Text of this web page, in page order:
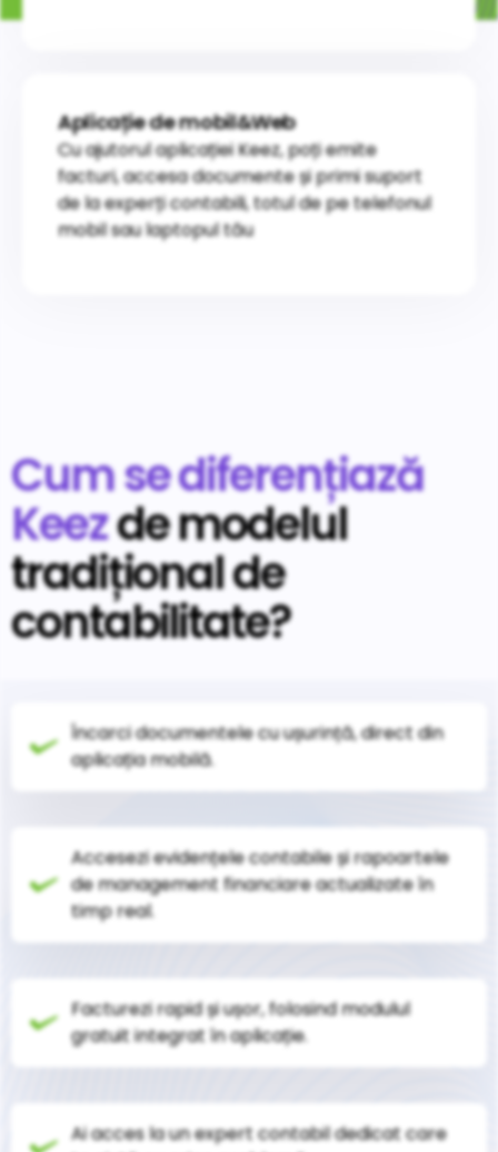
Aplicație de mobil&Web
Cu ajutorul aplicației Keez, poți emite
facturi, accesa documente și primi suport
de la experți contabili, totul de pe telefonul
mobil sau laptopul tău
Cum se diferențiază
Keezde modelul
tradițional de
contabilitate?
Încarci documentele cu ușurință, direct din
aplicația mobilă.
Accesezi evidențele contabile și rapoartele
de management financiare actualizate în
timp real.
Facturezi rapid și ușor, folosind modulul
gratuit integrat în aplicație.
Ai acces la un expert contabil dedicat care